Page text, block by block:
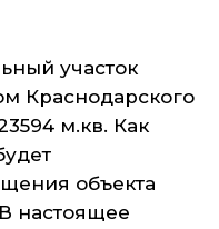
участок
Краснодарского
м.кв. Как
объекта
настоящее